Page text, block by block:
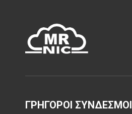
ΓΡΗΓΟΡΟΙ ΣΥΝΔΕΣΜΟΙ